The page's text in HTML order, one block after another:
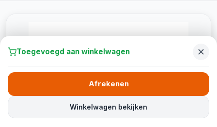
Toegevoegd aan winkelwagen
Winkelwagen bekijken
Afrekenen